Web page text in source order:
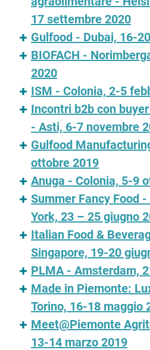
17 settembre 2020
Gulfood - Dubai, 16-
BIOFACH -
2020
ISM - Colonia, 2-5
Incontri b2b con
- Asti, 6-7 novembre
Gulfood
ottobre 2019
Anuga - Colonia, 5-9
Summer Fancy Food
York, 23 – 25 giugno
Italian Food &
Singapore, 19-20
PLMA - Amsterdam,
Made in Piemonte:
Torino, 16-18 maggio
Meet@Piemonte
13-14 marzo 2019